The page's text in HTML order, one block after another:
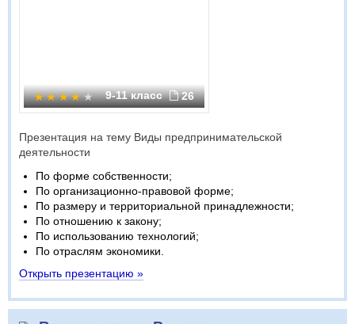
9-11 класс 26
Презентация на тему Виды предпринимательской
деятельности
По форме собственности;
По организационно-правовой форме;
По размеру и территориальной принадлежности;
По отношению к закону;
По использованию технологий;
По отраслям экономики.
Открыть презентацию »